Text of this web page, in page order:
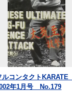
ルコンタクトKARATE
年1月号 No.179